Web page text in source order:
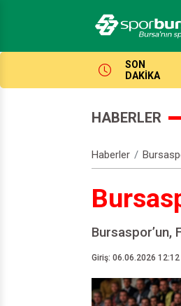
SON
DAKİKA
HABERLER
Haberler
Bursaspor’un,
Giriş: 06.06.2026 12:12